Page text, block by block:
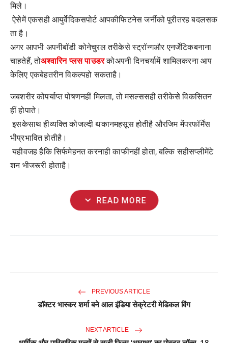
मिले।
ऐसेमें एकसही आयुर्वेदिकसपोर्ट आपकीफिटनेस जर्नीको पूरीतरह बदलसक
ता है।
अगर आपभी अपनीबॉडी कोनेचुरल तरीकेसे स्ट्रॉन्गऔर एनर्जेटिकबनाना
चाहतेहैं,तोअश्वारिन प्लस पाउडर कोअपनी दिनचर्यामें शामिलकरना आप
केलिए एकबेहतरीन विकल्पहो सकताहै।
जबशरीर कोपर्याप्त पोषणनहीं मिलता,तो मसल्ससही तरीकेसे विकसितन
हीं होपाते।
इसकेसाथ हीव्यक्ति कोजल्दी थकानमहसूस होतीहै औरजिम मेंपरफॉर्मेंस
भीप्रभावित होतीहै।
यहीवजह हैकि सिर्फमेहनत करनाही काफीनहीं होता,बल्कि सहीसप्लीमेंटे
शन भीजरूरी होताहै।
expand_more READ MORE
PREVIOUS ARTICLE
डॉक्टर भास्कर शर्मा बने आल इंडिया सेक्रेटरी मेडिकल विंग
NEXT ARTICLE